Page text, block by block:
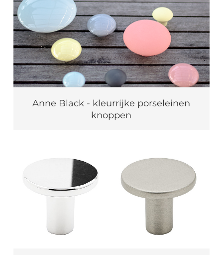
Anne Black - kleurrijke porseleinen
knoppen